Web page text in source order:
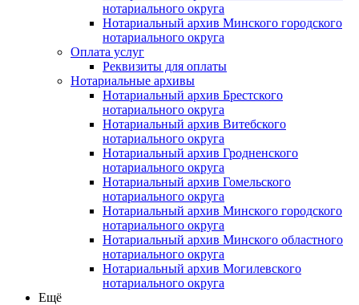
нотариального округа
Нотариальный архив Минского городского
нотариального округа
Оплата услуг
Реквизиты для оплаты
Нотариальные архивы
Нотариальный архив Брестского
нотариального округа
Нотариальный архив Витебского
нотариального округа
Нотариальный архив Гродненского
нотариального округа
Нотариальный архив Гомельского
нотариального округа
Нотариальный архив Минского городского
нотариального округа
Нотариальный архив Минского областного
нотариального округа
Нотариальный архив Могилевского
нотариального округа
Ещё